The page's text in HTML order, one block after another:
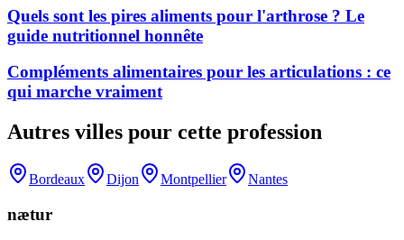
Quels sont les pires aliments pour l'arthrose ? Le
guide nutritionnel honnête
Compléments alimentaires pour les articulations : ce
qui marche vraiment
Autres villes pour cette profession
Bordeaux Dijon Montpellier Nantes
nætur